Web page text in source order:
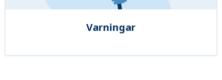
Varningar